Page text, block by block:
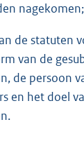
nagekomen;
de statuten
van de
de persoon
en het doel